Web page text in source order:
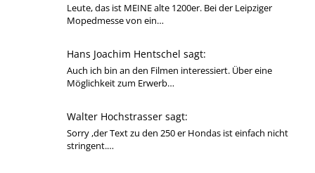
Leute, das ist MEINE alte 1200er. Bei der Leipziger
Mopedmesse von ein…
Hans Joachim Hentschel sagt:
Auch ich bin an den Filmen interessiert. Über eine
Möglichkeit zum Erwerb…
Walter Hochstrasser sagt:
Sorry ,der Text zu den 250 er Hondas ist einfach nicht
stringent.…